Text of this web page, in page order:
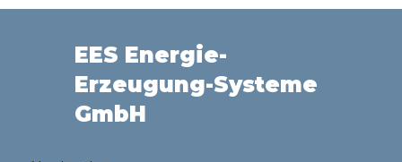
EES Energie-
Erzeugung-Systeme
GmbH